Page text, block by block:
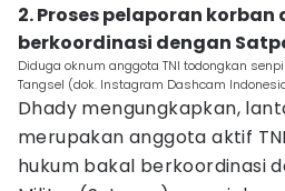
2. Proses pelaporan
berkoordinasi dengan
Diduga oknum anggota TNI todongkan
Tangsel (dok. Instagram Dashcam
Dhady mengungkapkan,
merupakan anggota aktif
hukum bakal berkoordinasi